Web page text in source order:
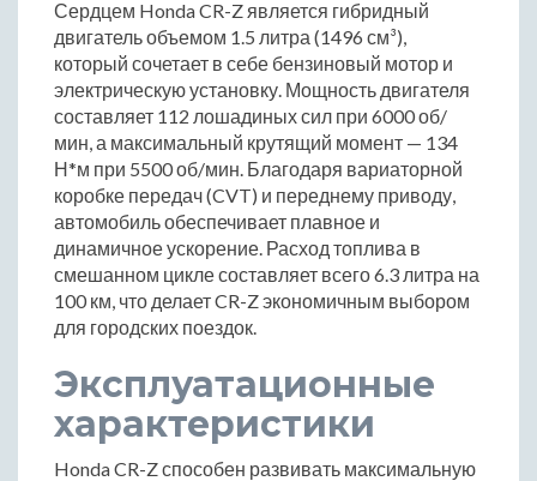
Сердцем Honda CR-Z является гибридный
двигатель объемом 1.5 литра (1496 см³),
который сочетает в себе бензиновый мотор и
электрическую установку. Мощность двигателя
составляет 112 лошадиных сил при 6000 об/
мин, а максимальный крутящий момент — 134
Н*м при 5500 об/мин. Благодаря вариаторной
коробке передач (CVT) и переднему приводу,
автомобиль обеспечивает плавное и
динамичное ускорение. Расход топлива в
смешанном цикле составляет всего 6.3 литра на
100 км, что делает CR-Z экономичным выбором
для городских поездок.
Эксплуатационные
характеристики
Honda CR-Z способен развивать максимальную